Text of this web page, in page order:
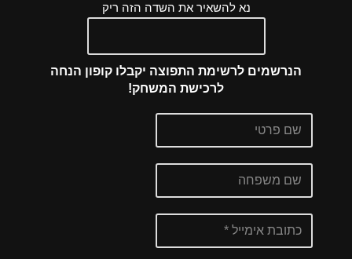
נא להשאיר את השדה הזה ריק
הנרשמים לרשימת התפוצה יקבלו קופון הנחה
לרכישת המשחק!